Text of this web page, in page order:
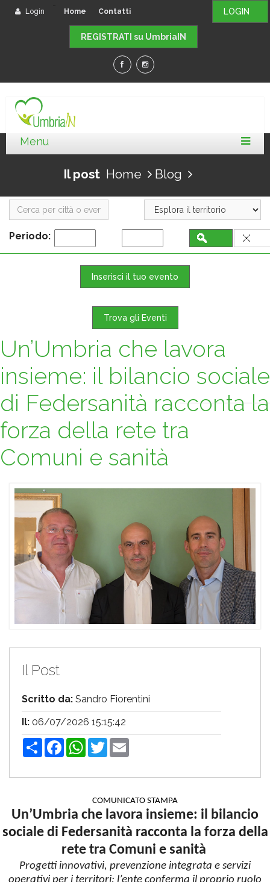
LOGIN
Login Home Contatti
REGISTRATI su UmbriaIN
Il post Home Blog
Periodo:
Inserisci il tuo evento
Trova gli Eventi
Un’Umbria che lavora
insieme: il bilancio sociale
di Federsanità racconta la
forza della rete tra
Comuni e sanità
Il Post
Scritto da: Sandro Fiorentini
Il: 06/07/2026 15:15:42
ShareFacebookWhatsApp
Twitter
COMUNICATO STAMPA
Un’Umbria che lavora insieme: il bilancio
sociale di Federsanità racconta la forza della
rete tra Comuni e sanità
Progetti innovativi, prevenzione integrata e servizi
operativi per i territori: l’ente conferma il proprio ruolo